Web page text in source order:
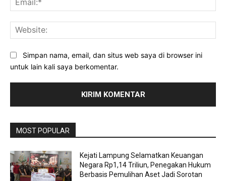
Simpan nama, email, dan situs web saya di browser ini
untuk lain kali saya berkomentar.
MOST POPULAR
Kejati Lampung Selamatkan Keuangan
Negara Rp1,14 Triliun, Penegakan Hukum
Berbasis Pemulihan Aset Jadi Sorotan